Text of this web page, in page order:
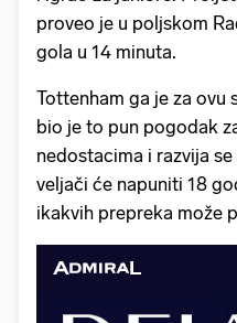
proveo je u poljskom
gola u 14 minuta.
Tottenham ga je za ovu
bio je to pun pogodak
nedostacima i razvija
veljači će napuniti 18
ikakvih prepreka može